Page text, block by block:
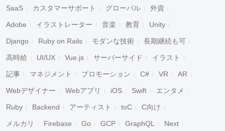
SaaS カスタマーサポート グローバル 外資
Adobe イラストレーター 音楽 教育 Unity
Django Ruby on Rails モダンな技術 長期継続も可
高時給 UI/UX Vue.js サーバーサイド イラスト
記事 マネジメント プロモーション C# VR AR
Webデザイナー Webアプリ iOS Swift エンタメ
Ruby Backend アーティスト toC C向け
メルカリ Firebase Go GCP GraphQL Next